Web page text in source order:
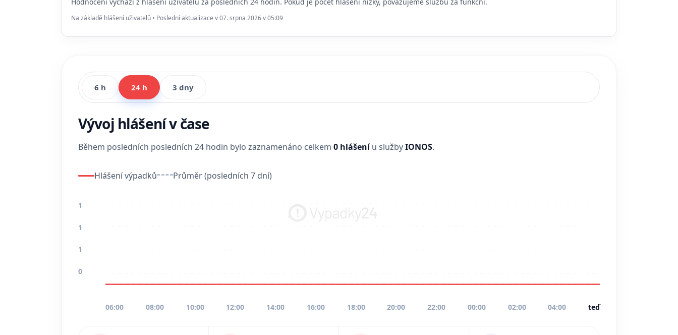
Na základě hlášení uživatelů • Poslední aktualizace v 07. srpna 2026 v 05:09
6 h 24 h 3 dny
Vývoj hlášení v čase
Během posledních posledních 24 hodin bylo zaznamenáno celkem 0 hlášeníu službyIONOS.
Hlášení výpadků Průměr (posledních 7 dní)
1
1
1
0
06:00 08:00 10:00 12:00 14:00 16:00 18:00 20:00 22:00 00:00 02:00 04:00 teď